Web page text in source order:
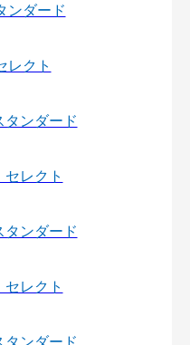
ンダード
レクト
タンダード
レクト
タンダード
レクト